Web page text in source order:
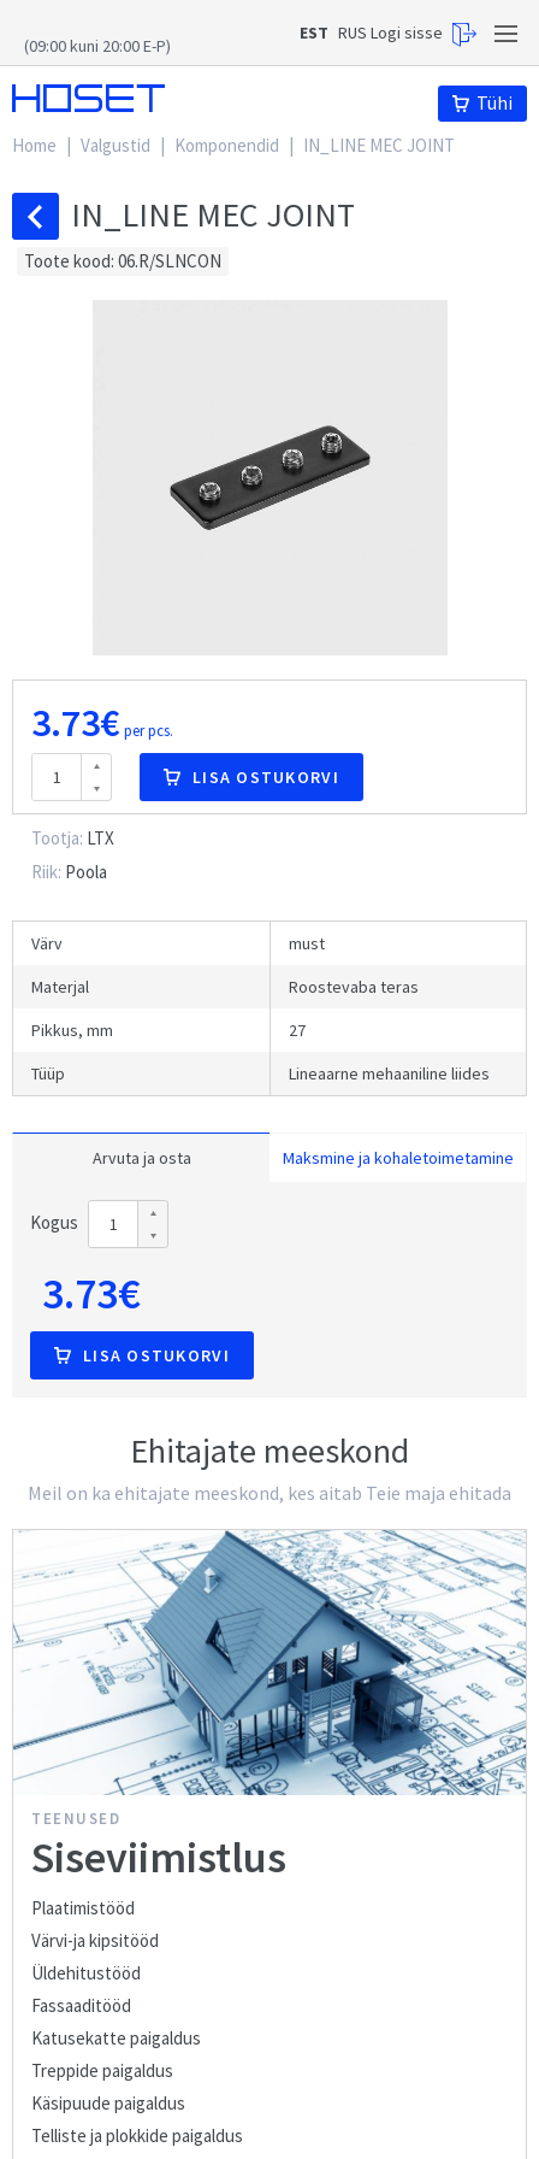
(09:00 kuni 20:00 E-P)
EST RUS Logi sisse
Tühi
Home | Valgustid | Komponendid | IN_LINE MEC JOINT
IN_LINE MEC JOINT
Toote kood: 06.R/SLNCON
3.73€ per pcs.
LISA OSTUKORVI
Tootja: LTX
Riik: Poola
Värv
must
Materjal
Roostevaba teras
Pikkus, mm
27
Tüüp
Lineaarne mehaaniline liides
Arvuta ja osta Maksmine ja kohaletoimetamine
Kogus
3.73€
LISA OSTUKORVI
Ehitajate meeskond
Meil on ka ehitajate meeskond, kes aitab Teie maja ehitada
TEENUSED
Siseviimistlus
Plaatimistööd
Värvi-ja kipsitööd
Üldehitustööd
Fassaaditööd
Katusekatte paigaldus
Treppide paigaldus
Käsipuude paigaldus
Telliste ja plokkide paigaldus